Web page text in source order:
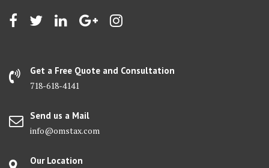
Get a Free Quote and Consultation
718-618-4141
Send us a Mail
info@omstax.com
Our Location